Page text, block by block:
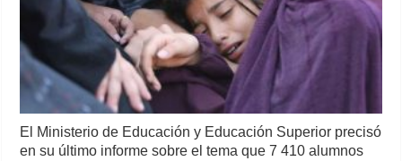
El Ministerio de Educación y Educación Superior precisó
en su último informe sobre el tema que 7 410 alumnos